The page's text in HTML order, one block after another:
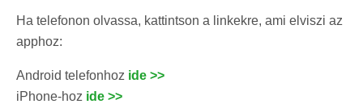
Ha telefonon olvassa, kattintson a linkekre, ami elviszi az
apphoz:
Android telefonhoz ide >>
iPhone-hoz ide >>